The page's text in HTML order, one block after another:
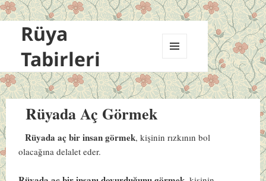
Rüya
Tabirleri
VE
BILEŞENLER
Rüyada Aç Görmek
Rüyada aç bir insan görmek, kişinin rızkının bol
olacağına delalet eder.